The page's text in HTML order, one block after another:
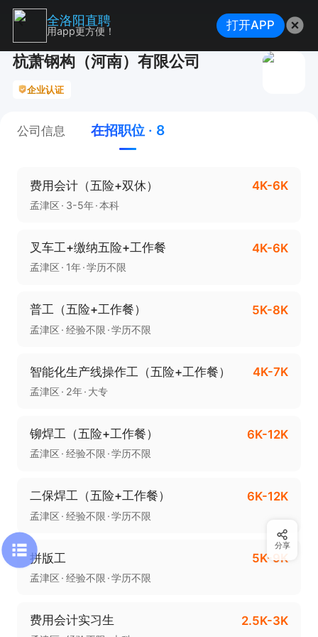
杭萧钢构（河南）有限公司
企业认证
公司信息 在招职位 · 8
费用会计（五险+双休） 4K-6K
孟津区 3-5年 本科
叉车工+缴纳五险+工作餐 4K-6K
孟津区 1年 学历不限
普工（五险+工作餐） 5K-8K
孟津区 经验不限 学历不限
智能化生产线操作工（五险+工作餐） 4K-7K
孟津区 2年 大专
铆焊工（五险+工作餐） 6K-12K
孟津区 经验不限 学历不限
二保焊工（五险+工作餐） 6K-12K
孟津区 经验不限 学历不限
拼版工 5K-9K
孟津区 经验不限 学历不限
费用会计实习生 2.5K-3K
分享
全洛阳直聘
用app更方便！ 打开APP